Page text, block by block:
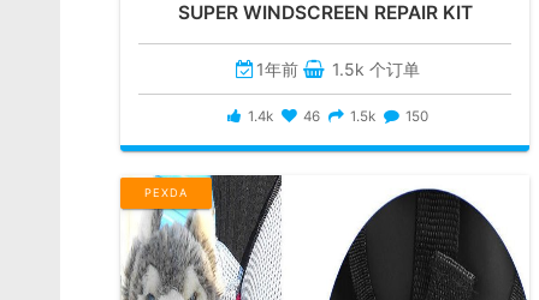
SUPER WINDSCREEN REPAIR KIT
1年前 1.5k 个订单
1.4k 46 1.5k 150
PEXDA